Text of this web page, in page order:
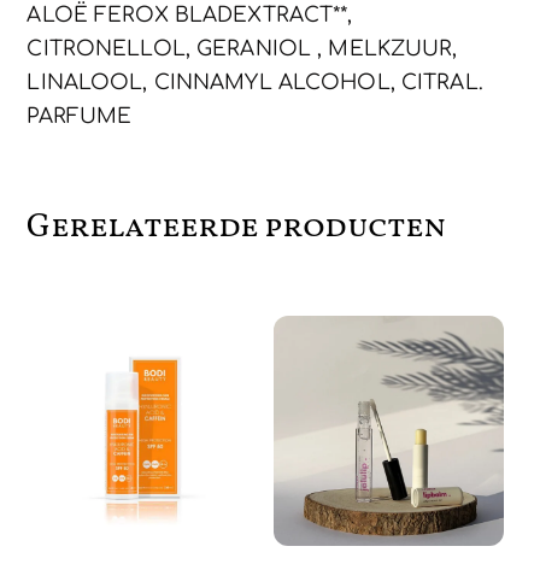
ALOË FEROX BLADEXTRACT**,
CITRONELLOL, GERANIOL , MELKZUUR,
LINALOOL, CINNAMYL ALCOHOL, CITRAL.
PARFUME
Gerelateerde producten